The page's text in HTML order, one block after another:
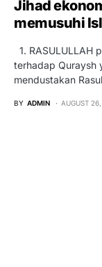
Jihad
memusuhi
1. RASULULLAH
terhadap Quraysh
mendustakan
BY ADMIN AUGUST